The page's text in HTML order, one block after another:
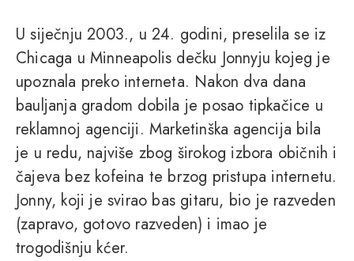
U siječnju 2003., u 24. godini, preselila se iz
Chicaga u Minneapolis dečku Jonnyju kojeg je
upoznala preko interneta. Nakon dva dana
bauljanja gradom dobila je posao tipkačice u
reklamnoj agenciji. Marketinška agencija bila
je u redu, najviše zbog širokog izbora običnih i
čajeva bez kofeina te brzog pristupa internetu.
Jonny, koji je svirao bas gitaru, bio je razveden
(zapravo, gotovo razveden) i imao je
trogodišnju kćer.